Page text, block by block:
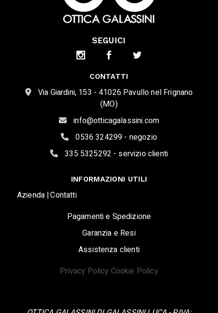
SEGUICI
CONTATTI
Via Giardini, 153 - 41026 Pavullo nel Frignano
(MO)
info@otticagalassini.com
0536 324299 - negozio
335 5325292 - servizio clienti
INFORMAZIONI UTILI
Azienda |Contatti
Pagamenti e Spedizione
Garanzia e Resi
Assistenza clienti
Privacy Policy Cookie Policy